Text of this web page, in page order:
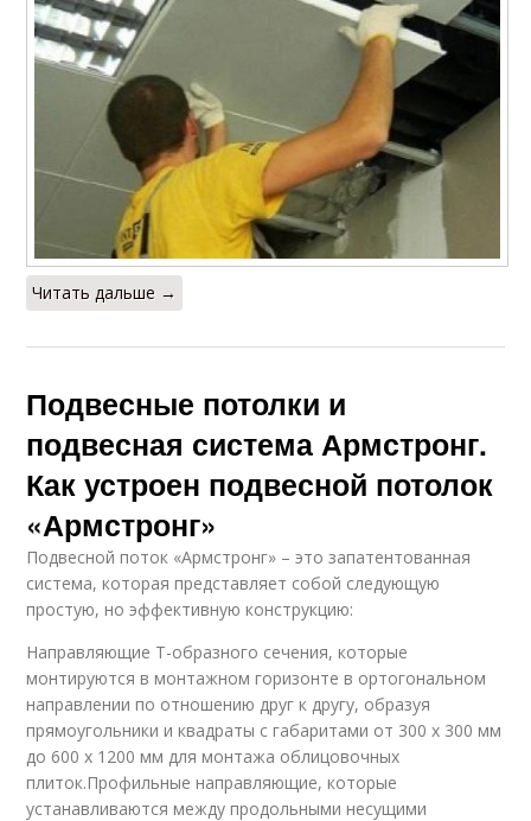
Читать дальше →
Подвесные потолки и
подвесная система Армстронг.
Как устроен подвесной потолок
«Армстронг»
Подвесной поток «Армстронг» – это запатентованная
система, которая представляет собой следующую
простую, но эффективную конструкцию:
Направляющие Т-образного сечения, которые
монтируются в монтажном горизонте в ортогональном
направлении по отношению друг к другу, образуя
прямоугольники и квадраты с габаритами от 300 х 300 мм
до 600 х 1200 мм для монтажа облицовочных
плиток.Профильные направляющие, которые
устанавливаются между продольными несущими